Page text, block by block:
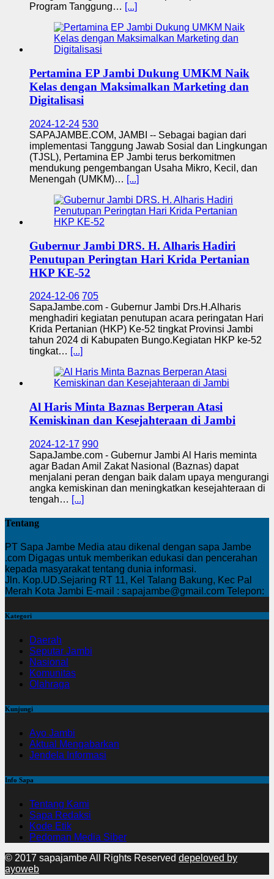
Program Tanggung… [...]
Pertamina EP Jambi Dukung UMKM Naik
Kelas dengan Maksimalkan Marketing dan
Digitalisasi
2024-12-24 530
SAPAJAMBE.COM, JAMBI -- Sebagai bagian dari
implementasi Tanggung Jawab Sosial dan Lingkungan
(TJSL), Pertamina EP Jambi terus berkomitmen
mendukung pengembangan Usaha Mikro, Kecil, dan
Menengah (UMKM)… [...]
Gubernur Jambi DRS. H. Alharis Hadiri
Penutupan Peringtan Hari Krida Pertanian
HKP KE-52
2024-12-06 705
SapaJambe.com - Gubernur Jambi Drs.H.Alharis
menghadiri kegiatan penutupan acara peringatan Hari
Krida Pertanian (HKP) Ke-52 tingkat Provinsi Jambi
tahun 2024 di Kabupaten Bungo.Kegiatan HKP ke-52
tingkat… [...]
Al Haris Minta Baznas Berperan Atasi
Kemiskinan dan Kesejahteraan di Jambi
2024-12-17 990
SapaJambe.com - Gubernur Jambi Al Haris meminta
agar Badan Amil Zakat Nasional (Baznas) dapat
menjalani peran dengan baik dalam upaya mengurangi
angka kemiskinan dan meningkatkan kesejahteraan di
tengah… [...]
Tentang
PT Sapa Jambe Media atau dikenal dengan sapa Jambe
.com Digagas untuk memberikan edukasi dan pencerahan
kepada masyarakat tentang dunia informasi.
Jln. Kop.UD.Sejaring RT 11, Kel Talang Bakung, Kec Pal
Merah Kota Jambi E-mail : sapajambe@gmail.com Telepon:
Kategori
Daerah
Seputar Jambi
Nasional
Komunitas
Olahraga
Kunjungi
Ayo Jambi
Aktual Mengabarkan
Jendela Informasi
Info Sapa
Tentang Kami
Sapa Redaksi
Kode Etik
Pedoman Media Siber
© 2017 sapajambe All Rights Reserved depeloved by
ayoweb